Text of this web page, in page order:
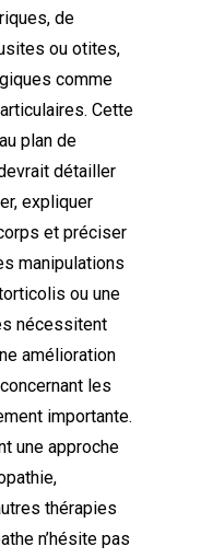
de
ou otites,
comme
Cette
plan de
détailler
expliquer
et préciser
manipulations
ou une
nécessitent
amélioration
les
importante.
une approche
thérapies
n’hésite pas